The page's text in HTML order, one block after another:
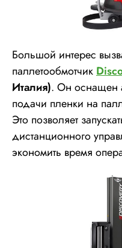
Большой интерес
паллетообмотчик
Италия). Он оснащен
подачи пленки на
Это позволяет
дистанционного
экономить время